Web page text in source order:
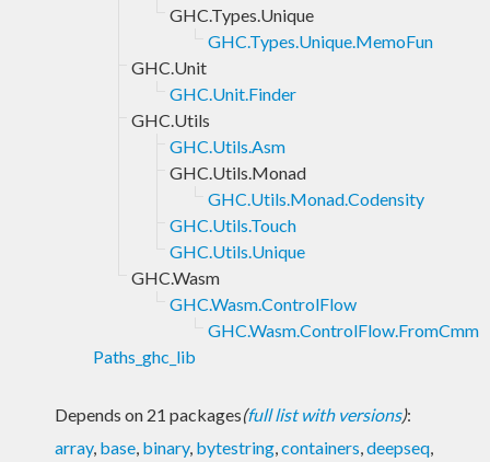
GHC.Types.Unique
GHC.Types.Unique.MemoFun
GHC.Unit
GHC.Unit.Finder
GHC.Utils
GHC.Utils.Asm
GHC.Utils.Monad
GHC.Utils.Monad.Codensity
GHC.Utils.Touch
GHC.Utils.Unique
GHC.Wasm
GHC.Wasm.ControlFlow
GHC.Wasm.ControlFlow.FromCmm
Paths_ghc_lib
Depends on 21 packages(full list with versions):
array, base, binary, bytestring,containers,deepseq,